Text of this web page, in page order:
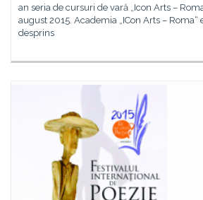
an seria de cursuri de vară „Icon Arts –
august 2015. Academia „ICon Arts – Roma“
desprins